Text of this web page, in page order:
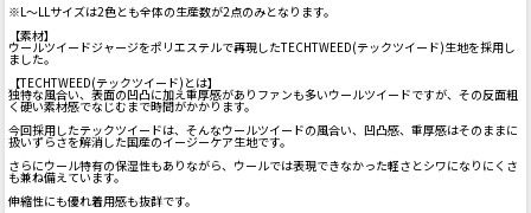
※L～LLサイズは2色とも全体の生産数が2点のみとなります。
【素材】
ウールツイードジャージをポリエステルで再現したTECHTWEED(テックツイード)生地を採用し
ました。
【TECHTWEED(テックツイード)とは】
独特な風合い、表面の凹凸に加え重厚感がありファンも多いウールツイードですが、その反面粗
く硬い素材感でなじむまで時間がかかります。
今回採用したテックツイードは、そんなウールツイードの風合い、凹凸感、重厚感はそのままに
扱いずらさを解消した国産のイージーケア生地です。
さらにウール特有の保湿性もありながら、ウールでは表現できなかった軽さとシワになりにくさ
も兼ね備えています。
伸縮性にも優れ着用感も抜群です。